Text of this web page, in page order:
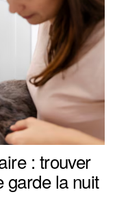
: trouver
garde la nuit